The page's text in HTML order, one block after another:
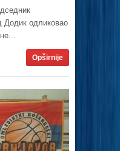
Додик одликовао
Opširnije